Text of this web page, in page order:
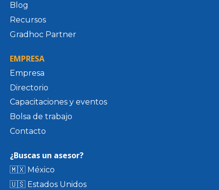
Blog
Recursos
Gradhoc Partner
EMPRESA
Empresa
Directorio
Capacitaciones y eventos
Bolsa de trabajo
Contacto
¿Buscas un asesor?
🇲🇽 México
🇺🇸 Estados Unidos